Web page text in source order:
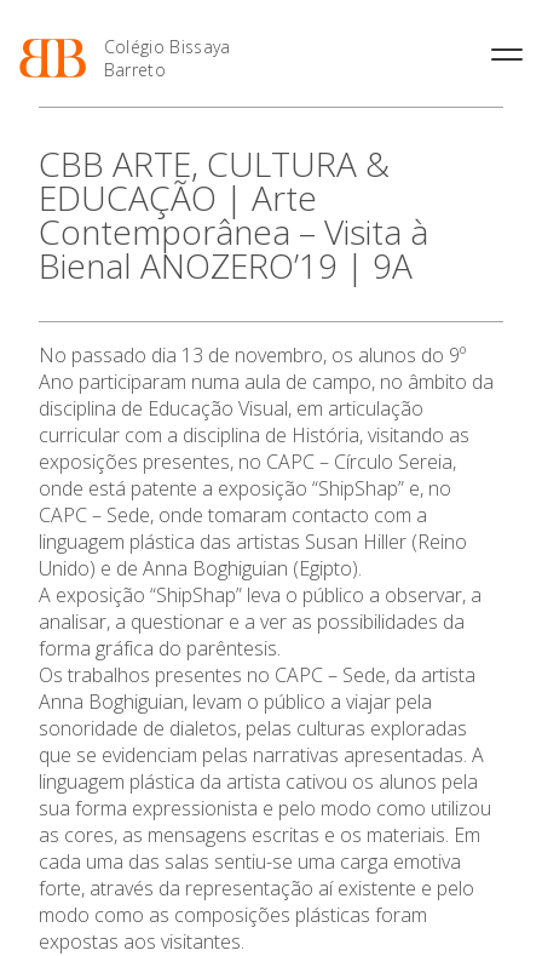
Colégio Bissaya
Barreto
Projeto Educativo
Organização
Colaboradores Docentes
Colaboradores Não
Ofertas de emprego
Regulamentos
Jornal “O Coreto”
Privacidade
Oferta Formativa
Enriquecimento Curricular
Oferta Curricular
Atividades Extracurriculares
Serviços
Letiva
Academia de Línguas
Ensino Profissional
Profissionais
Matrículas
Horários e Manuais
Curso de Técnico de
Curso de Técnico/a de Apoio
à Família e à Comunidade
Ofertas de Emprego
Ano Letivo
2027
Calendários
Portal do Professor
Portal do Aluno/Encarregado
SIGE
Secretariado de Exames
Admissão
Informações
APEE
Notícias
CBB ARTE, CULTURA &
EDUCAÇÃO | Arte
Contemporânea – Visita à
Bienal ANOZERO’19 | 9A
No passado dia 13 de novembro, os alunos do 9º
Ano participaram numa aula de campo, no âmbito da
disciplina de Educação Visual, em articulação
curricular com a disciplina de História, visitando as
exposições presentes, no CAPC – Círculo Sereia,
onde está patente a exposição “ShipShap” e, no
CAPC – Sede, onde tomaram contacto com a
linguagem plástica das artistas Susan Hiller (Reino
Unido) e de Anna Boghiguian (Egipto).
A exposição “ShipShap” leva o público a observar, a
analisar, a questionar e a ver as possibilidades da
forma gráfica do parêntesis.
Os trabalhos presentes no CAPC – Sede, da artista
Anna Boghiguian, levam o público a viajar pela
sonoridade de dialetos, pelas culturas exploradas
que se evidenciam pelas narrativas apresentadas. A
linguagem plástica da artista cativou os alunos pela
sua forma expressionista e pelo modo como utilizou
as cores, as mensagens escritas e os materiais. Em
cada uma das salas sentiu-se uma carga emotiva
forte, através da representação aí existente e pelo
modo como as composições plásticas foram
expostas aos visitantes.